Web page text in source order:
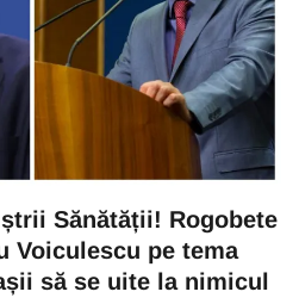
Sănătății! Rogobete
Voiculescu pe tema
să se uite la nimicul